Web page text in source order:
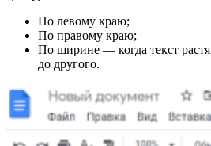
По левому краю;
По правому краю;
По ширине — когда текст
до другого.